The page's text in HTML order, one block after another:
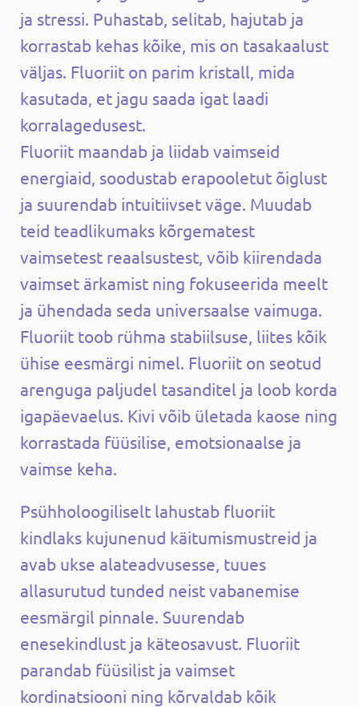
ja stressi. Puhastab, selitab, hajutab ja
korrastab kehas kõike, mis on tasakaalust
väljas. Fluoriit on parim kristall, mida
kasutada, et jagu saada igat laadi
korralagedusest.
Fluoriit maandab ja liidab vaimseid
energiaid, soodustab erapooletut õiglust
ja suurendab intuitiivset väge. Muudab
teid teadlikumaks kõrgematest
vaimsetest reaalsustest, võib kiirendada
vaimset ärkamist ning fokuseerida meelt
ja ühendada seda universaalse vaimuga.
Fluoriit toob rühma stabiilsuse, liites kõik
ühise eesmärgi nimel. Fluoriit on seotud
arenguga paljudel tasanditel ja loob korda
igapäevaelus. Kivi võib ületada kaose ning
korrastada füüsilise, emotsionaalse ja
vaimse keha.
Psühholoogiliselt lahustab fluoriit
kindlaks kujunenud käitumismustreid ja
avab ukse alateadvusesse, tuues
allasurutud tunded neist vabanemise
eesmärgil pinnale. Suurendab
enesekindlust ja käteosavust. Fluoriit
parandab füüsilist ja vaimset
kordinatsiooni ning kõrvaldab kõik